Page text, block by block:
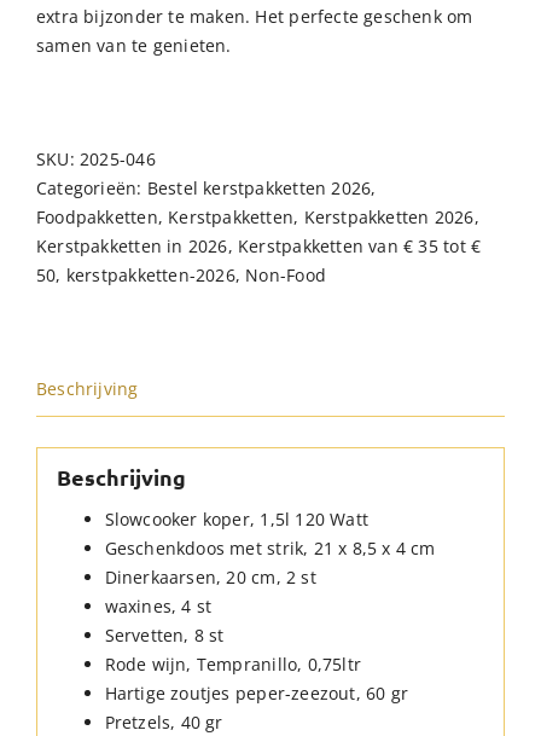
extra bijzonder te maken. Het perfecte geschenk om
samen van te genieten.
SKU: 2025-046
Categorieën: Bestel kerstpakketten 2026,
Foodpakketten, Kerstpakketten, Kerstpakketten 2026,
Kerstpakketten in 2026, Kerstpakketten van € 35 tot €
50, kerstpakketten-2026, Non-Food
Beschrijving
Beschrijving
Slowcooker koper, 1,5l 120 Watt
Geschenkdoos met strik, 21 x 8,5 x 4 cm
Dinerkaarsen, 20 cm, 2 st
waxines, 4 st
Servetten, 8 st
Rode wijn, Tempranillo, 0,75ltr
Hartige zoutjes peper-zeezout, 60 gr
Pretzels, 40 gr